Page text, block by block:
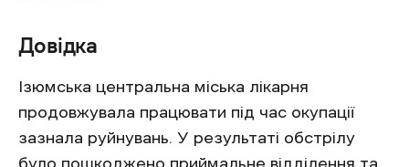
Довідка
Ізюмська центральна міська лікарня
продовжувала працювати під час окупації
зазнала руйнувань. У результаті обстрілу
було пошкоджено приймальне відділення та